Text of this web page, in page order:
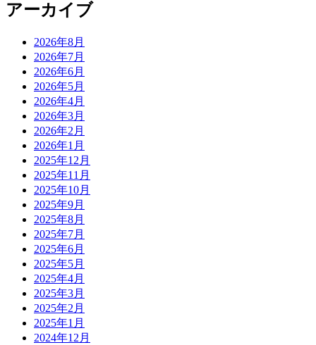
アーカイブ
2026年8月
2026年7月
2026年6月
2026年5月
2026年4月
2026年3月
2026年2月
2026年1月
2025年12月
2025年11月
2025年10月
2025年9月
2025年8月
2025年7月
2025年6月
2025年5月
2025年4月
2025年3月
2025年2月
2025年1月
2024年12月